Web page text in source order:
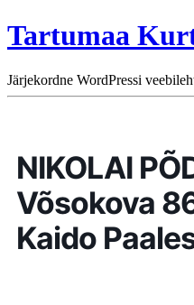
Tartumaa
Järjekordne WordPressi
NIKOLAI
Võsokova
Kaido